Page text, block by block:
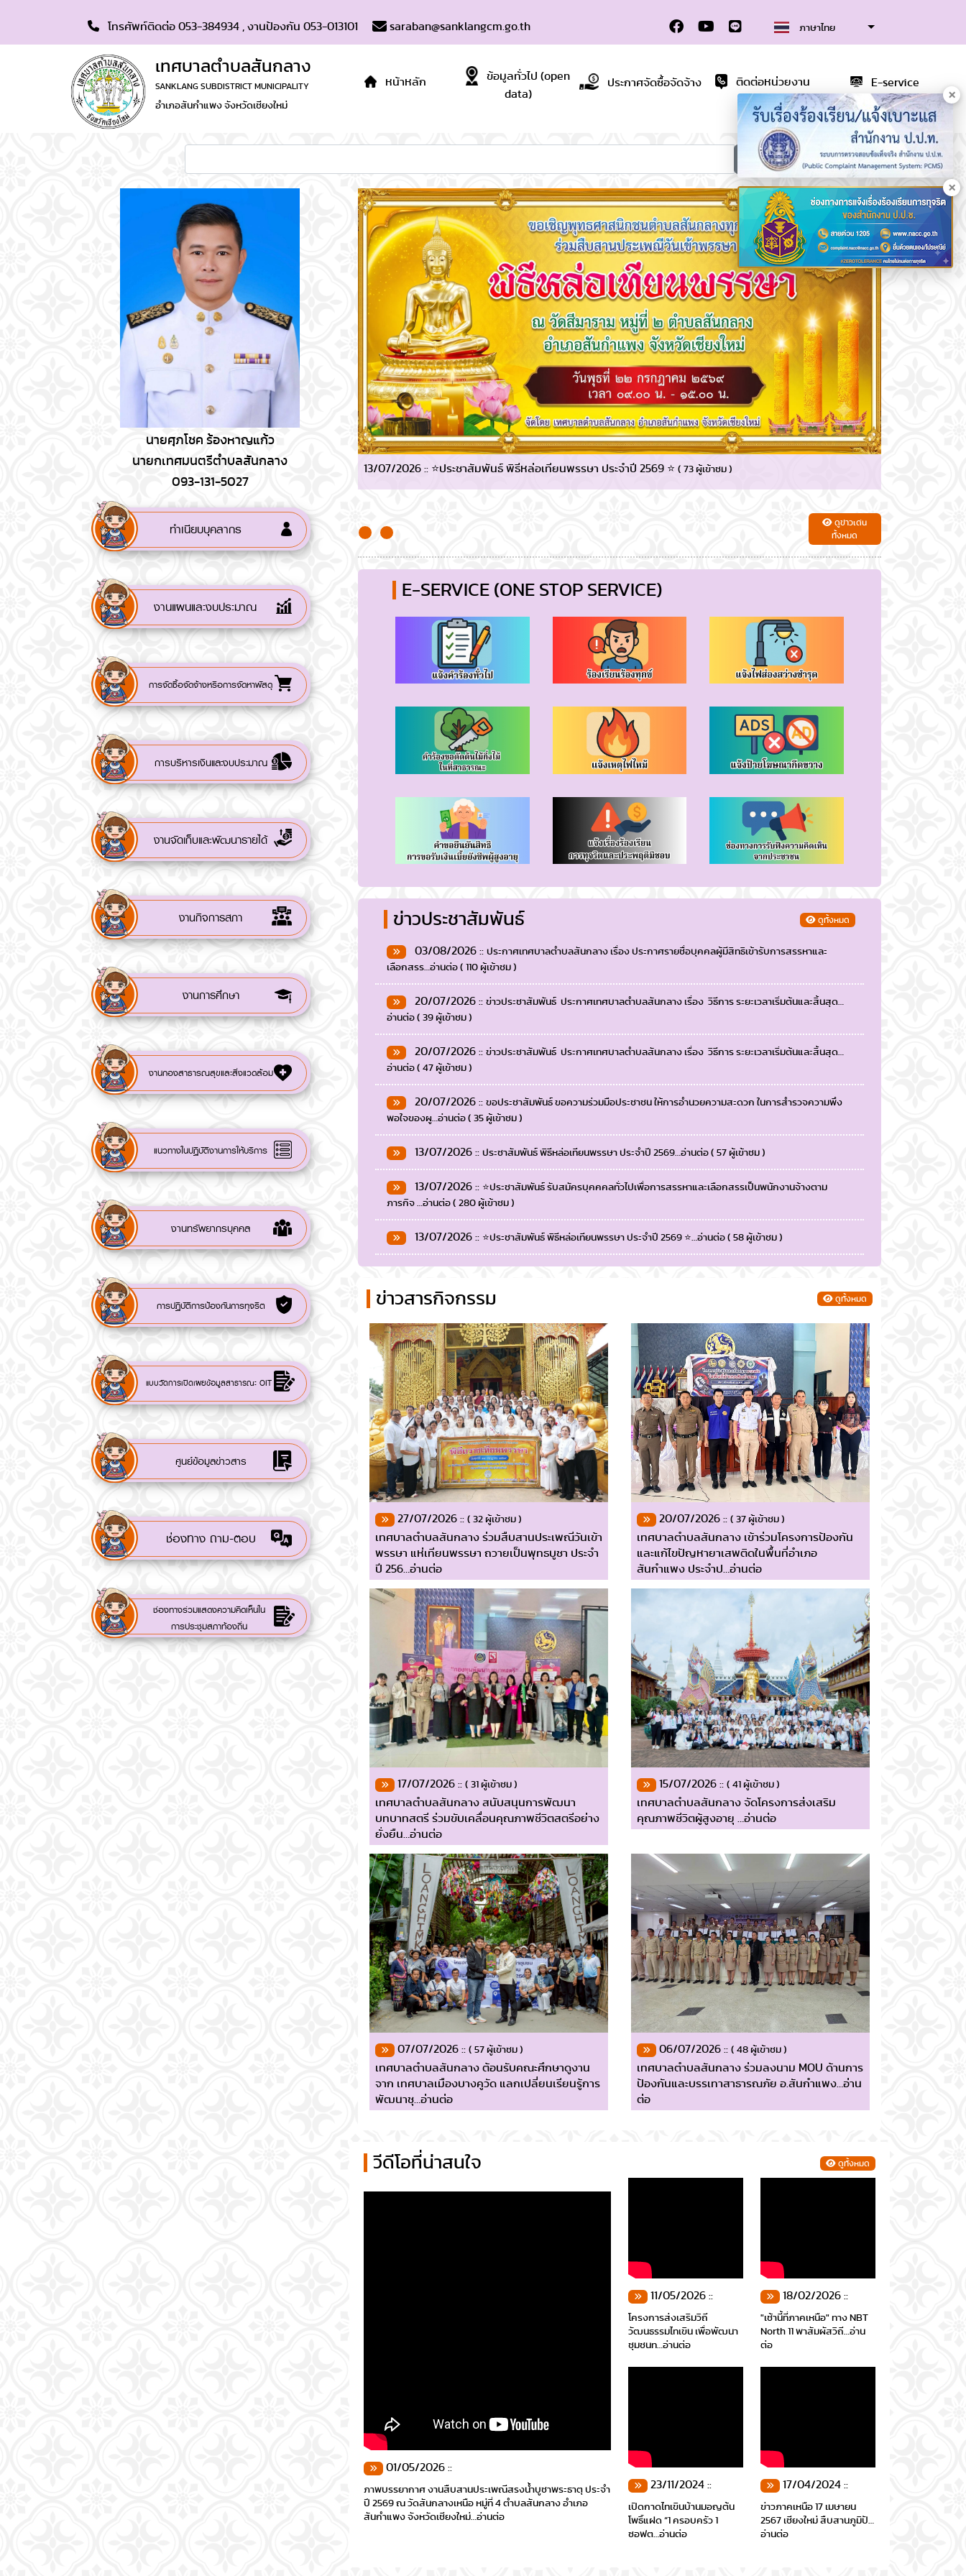
×
×
โทรศัพท์ติดต่อ 053-384934 , งานป้องกัน 053-013101 saraban@sanklangcm.go.th ภาษาไทย
เทศบาลตำบลสันกลาง
SANKLANG SUBDISTRICT MUNICIPALITY
อำเภอสันกำแพง จังหวัดเชียงใหม่
หน้าหลัก
ข้อมูลทั่วไป (open
data)
ประกาศจัดซื้อจัดจ้าง ติดต่อหน่วยงาน E-service
ค้นหา
นายศุภโชค ร้องหาญแก้ว
นายกเทศมนตรีตำบลสันกลาง
093-131-5027
ทำเนียบบุคลากร
งานแผนและงบประมาณ
การจัดซื้อจัดจ้างหรือการจัดหาพัสดุ
การบริหารเงินและงบประมาณ
งานจัดเก็บและพัฒนารายได้
งานกิจการสภา
งานการศึกษา
งานกองสาธารณสุขและสิ่งแวดล้อม
แนวทางในปฏิบัติงานการให้บริการ
งานทรัพยากรบุคคล
การปฏิบัติการป้องกันการทุจริต
แบบวัดการเปิดเผยข้อมูลสาธารณะ OIT
ศูนย์ข้อมูลข่าวสาร
ช่องทาง ถาม-ตอบ
ช่องทางร่วมแสดงความคิดเห็นใน
การประชุมสภาท้องถิ่น
13/07/2026 :: ⭐ประชาสัมพันธ์ พิธีหล่อเทียนพรรษา ประจำปี 2569 ⭐ ( 73 ผู้เข้าชม )
ดูข่าวเด่น
ทั้งหมด
E-SERVICE (ONE STOP SERVICE)
ข่าวประชาสัมพันธ์ ดูทั้งหมด
03/08/2026 :: ประกาศเทศบาลตำบลสันกลาง เรื่อง ประกาศรายชื่อบุคคลผู้มีสิทธิเข้ารับการสรรหาและ
เลือกสรร…อ่านต่อ ( 110 ผู้เข้าชม )
20/07/2026 :: ข่าวประชาสัมพันธ์ ประกาศเทศบาลตำบลสันกลาง เรื่อง วิธีการ ระยะเวลาเริ่มต้นและสิ้นสุด…
อ่านต่อ ( 39 ผู้เข้าชม )
20/07/2026 :: ข่าวประชาสัมพันธ์ ประกาศเทศบาลตำบลสันกลาง เรื่อง วิธีการ ระยะเวลาเริ่มต้นและสิ้นสุด…
อ่านต่อ ( 47 ผู้เข้าชม )
20/07/2026 :: ขอประชาสัมพันธ์ ขอความร่วมมือประชาชน ให้การอำนวยความสะดวก ในการสำรวจความพึง
พอใจของผู…อ่านต่อ ( 35 ผู้เข้าชม )
13/07/2026 :: ประชาสัมพันธ์ พิธีหล่อเทียนพรรษา ประจำปี 2569…อ่านต่อ ( 57 ผู้เข้าชม )
13/07/2026 :: ⭐ประชาสัมพันธ์ รับสมัครบุคคคลทั่วไปเพื่อการสรรหาและเลือกสรรเป็นพนักงานจ้างตาม
ภารกิจ …อ่านต่อ ( 280 ผู้เข้าชม )
13/07/2026 :: ⭐ประชาสัมพันธ์ พิธีหล่อเทียนพรรษา ประจำปี 2569 ⭐…อ่านต่อ ( 58 ผู้เข้าชม )
ข่าวสารกิจกรรม ดูทั้งหมด
27/07/2026 :: ( 32 ผู้เข้าชม )
เทศบาลตำบลสันกลาง ร่วมสืบสานประเพณีวันเข้า
พรรษา แห่เทียนพรรษา ถวายเป็นพุทธบูชา ประจำ
ปี 256…อ่านต่อ
20/07/2026 :: ( 37 ผู้เข้าชม )
เทศบาลตำบลสันกลาง เข้าร่วมโครงการป้องกัน
และแก้ไขปัญหายาเสพติดในพื้นที่อำเภอ
สันกำแพง ประจำป…อ่านต่อ
17/07/2026 :: ( 31 ผู้เข้าชม )
เทศบาลตำบลสันกลาง สนับสนุนการพัฒนา
บทบาทสตรี ร่วมขับเคลื่อนคุณภาพชีวิตสตรีอย่าง
ยั่งยืน…อ่านต่อ
15/07/2026 :: ( 41 ผู้เข้าชม )
เทศบาลตำบลสันกลาง จัดโครงการส่งเสริม
คุณภาพชีวิตผู้สูงอายุ …อ่านต่อ
07/07/2026 :: ( 57 ผู้เข้าชม )
เทศบาลตำบลสันกลาง ต้อนรับคณะศึกษาดูงาน
จาก เทศบาลเมืองบางคูวัด แลกเปลี่ยนเรียนรู้การ
พัฒนาชุ…อ่านต่อ
06/07/2026 :: ( 48 ผู้เข้าชม )
เทศบาลตำบลสันกลาง ร่วมลงนาม MOU ด้านการ
ป้องกันและบรรเทาสาธารณภัย อ.สันกำแพง…อ่าน
ต่อ
วีดีโอที่น่าสนใจ ดูทั้งหมด
01/05/2026 ::
ภาพบรรยากาศ งานสืบสานประเพณีสรงน้ำบูชาพระธาตุ ประจำ
ปี 2569 ณ วัดสันกลางเหนือ หมู่ที่ 4 ตำบลสันกลาง อำเภอ
สันกำแพง จังหวัดเชียงใหม่…อ่านต่อ
11/05/2026 ::
โครงการส่งเสริมวิถี
วัฒนธรรมไทเขิน เพื่อพัฒนา
ชุมชนท…อ่านต่อ
18/02/2026 ::
"เช้านี้ที่ภาคเหนือ" ทาง NBT
North 11 พาสัมผัสวิถี…อ่าน
ต่อ
23/11/2024 ::
เปิดกาดไทเขินบ้านมอญต้น
โพธิ์แฝด “1 ครอบครัว 1
ซอฟต…อ่านต่อ
17/04/2024 ::
ข่าวภาคเหนือ 17 เมษายน
2567 เชียงใหม่ สืบสานภูมิปั…
อ่านต่อ